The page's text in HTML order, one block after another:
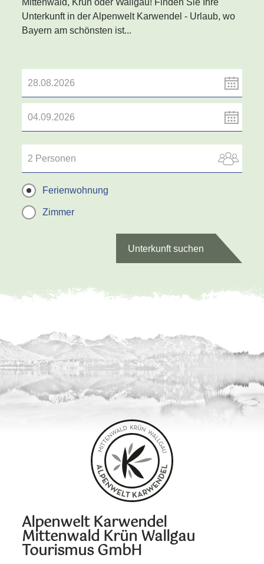
Mittenwald, Krün oder Wallgau! Finden Sie Ihre
Unterkunft in der Alpenwelt Karwendel - Urlaub, wo
Bayern am schönsten ist...
2 Personen
Ferienwohnung
Zimmer
Unterkunft suchen
Alpenwelt Karwendel
Mittenwald Krün Wallgau
Tourismus GmbH